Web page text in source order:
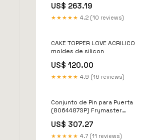
US$ 263.19
★★★★★ 4.2 (10 reviews)
CAKE TOPPER LOVE ACRILICO
moldes de silicon
US$ 120.00
★★★★★ 4.9 (16 reviews)
Conjunto de Pin para Puerta
(8064487SP) Frymaster
US$ 307.27
★★★★★ 4.7 (11 reviews)